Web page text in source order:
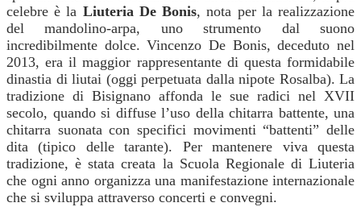
celebre è la Liuteria De Bonis, nota per la realizzazione
del mandolino-arpa, uno strumento dal suono
incredibilmente dolce. Vincenzo De Bonis, deceduto nel
2013, era il maggior rappresentante di questa formidabile
dinastia di liutai (oggi perpetuata dalla nipote Rosalba). La
tradizione di Bisignano affonda le sue radici nel XVII
secolo, quando si diffuse l’uso della chitarra battente, una
chitarra suonata con specifici movimenti “battenti” delle
dita (tipico delle tarante). Per mantenere viva questa
tradizione, è stata creata la Scuola Regionale di Liuteria
che ogni anno organizza una manifestazione internazionale
che si sviluppa attraverso concerti e convegni.